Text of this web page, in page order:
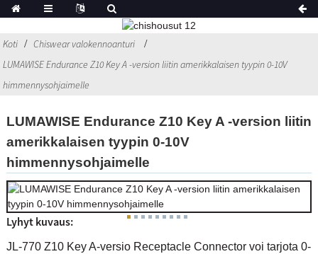
Koti
Chiswear valokennoanturi
LUMAWISE Endurance Z10 Key A -version liitin amerikkalaisen tyypin 0-10V
himmennysohjaimelle
LUMAWISE Endurance Z10 Key A -version liitin
amerikkalaisen tyypin 0-10V
himmennysohjaimelle
Lyhyt kuvaus:
JL-770 Z10 Key A-versio Receptacle Connector voi tarjota 0-